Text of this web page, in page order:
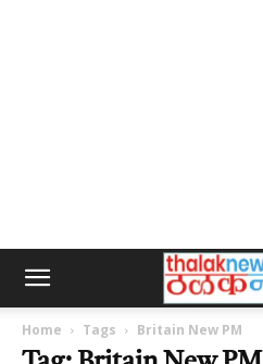
Home Tags Britain New PM